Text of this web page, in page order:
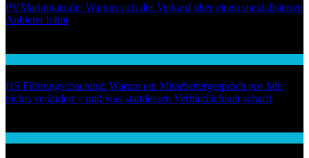
PVMarktplatz.de: Warum sich der Verkauf über einen spezialisierten
Anbieter lohnt
HS Führungscoaching: Warum ein Mitarbeitergespräch pro Jahr
nichts verändert – und was stattdessen Verbindlichkeit schafft